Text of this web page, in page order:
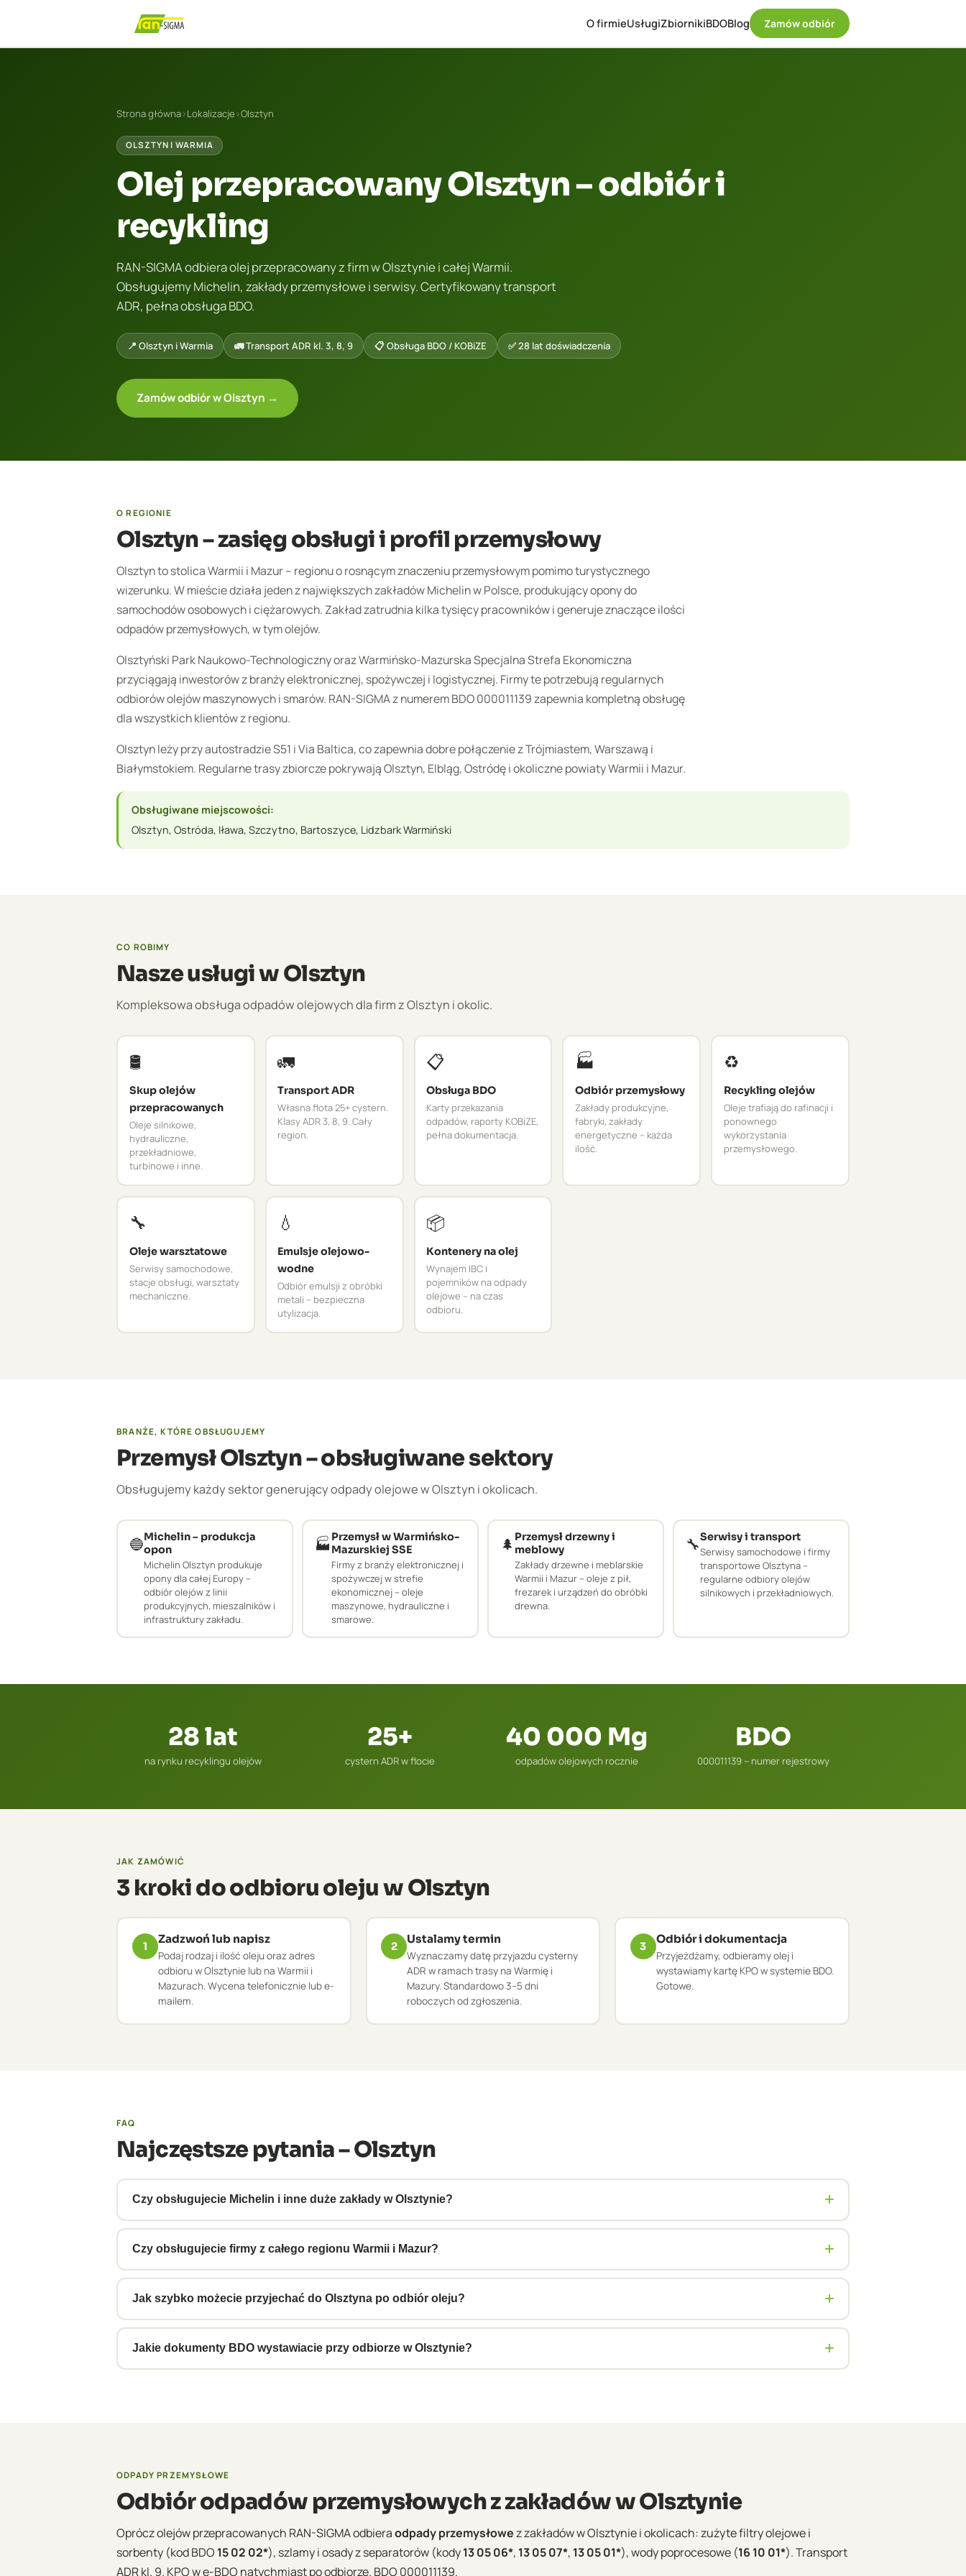
O firmieUsługiZbiornikiBDOBlog Zamów odbiór
Strona główna›Lokalizacje ›Olsztyn
OLSZTYN I WARMIA
Olej przepracowany Olsztyn – odbiór i
recykling
RAN-SIGMA odbiera olej przepracowany z firm w Olsztynie i całej Warmii.
Obsługujemy Michelin, zakłady przemysłowe i serwisy. Certyfikowany transport
ADR, pełna obsługa BDO.
📍 Olsztyn i Warmia 🚛 Transport ADR kl. 3, 8, 9 📋 Obsługa BDO / KOBiZE ✅ 28 lat doświadczenia
Zamów odbiór w Olsztyn →
O REGIONIE
Olsztyn – zasięg obsługi i profil przemysłowy
Olsztyn to stolica Warmii i Mazur – regionu o rosnącym znaczeniu przemysłowym pomimo turystycznego
wizerunku. W mieście działa jeden z największych zakładów Michelin w Polsce, produkujący opony do
samochodów osobowych i ciężarowych. Zakład zatrudnia kilka tysięcy pracowników i generuje znaczące ilości
odpadów przemysłowych, w tym olejów.
Olsztyński Park Naukowo-Technologiczny oraz Warmińsko-Mazurska Specjalna Strefa Ekonomiczna
przyciągają inwestorów z branży elektronicznej, spożywczej i logistycznej. Firmy te potrzebują regularnych
odbiorów olejów maszynowych i smarów. RAN-SIGMA z numerem BDO 000011139 zapewnia kompletną obsługę
dla wszystkich klientów z regionu.
Olsztyn leży przy autostradzie S51 i Via Baltica, co zapewnia dobre połączenie z Trójmiastem, Warszawą i
Białymstokiem. Regularne trasy zbiorcze pokrywają Olsztyn, Elbląg, Ostródę i okoliczne powiaty Warmii i Mazur.
Obsługiwane miejscowości:
Olsztyn, Ostróda, Iława, Szczytno, Bartoszyce, Lidzbark Warmiński
CO ROBIMY
Nasze usługi w Olsztyn
Kompleksowa obsługa odpadów olejowych dla firm z Olsztyn i okolic.
🛢️
Skup olejów
przepracowanych
Oleje silnikowe,
hydrauliczne,
przekładniowe,
turbinowe i inne.
🚛
Transport ADR
Własna flota 25+ cystern.
Klasy ADR 3, 8, 9. Cały
region.
📋
Obsługa BDO
Karty przekazania
odpadów, raporty KOBiZE,
pełna dokumentacja.
🏭
Odbiór przemysłowy
Zakłady produkcyjne,
fabryki, zakłady
energetyczne – każda
ilość.
♻️
Recykling olejów
Oleje trafiają do rafinacji i
ponownego
wykorzystania
przemysłowego.
🔧
Oleje warsztatowe
Serwisy samochodowe,
stacje obsługi, warsztaty
mechaniczne.
💧
Emulsje olejowo-
wodne
Odbiór emulsji z obróbki
metali – bezpieczna
utylizacja.
📦
Kontenery na olej
Wynajem IBC i
pojemników na odpady
olejowe – na czas
odbioru.
BRANŻE, KTÓRE OBSŁUGUJEMY
Przemysł Olsztyn – obsługiwane sektory
Obsługujemy każdy sektor generujący odpady olejowe w Olsztyn i okolicach.
🔵Michelin – produkcja
opon
Michelin Olsztyn produkuje
opony dla całej Europy –
odbiór olejów z linii
produkcyjnych, mieszalników i
infrastruktury zakładu.
🏭 Przemysł w Warmińsko-
Mazurskiej SSE
Firmy z branży elektronicznej i
spożywczej w strefie
ekonomicznej – oleje
maszynowe, hydrauliczne i
smarowe.
🌲 Przemysł drzewny i
meblowy
Zakłady drzewne i meblarskie
Warmii i Mazur – oleje z pił,
frezarek i urządzeń do obróbki
drewna.
🔧Serwisy i transport
Serwisy samochodowe i firmy
transportowe Olsztyna –
regularne odbiory olejów
silnikowych i przekładniowych.
28 lat
na rynku recyklingu olejów
25+
cystern ADR w flocie
40 000 Mg
odpadów olejowych rocznie
BDO
000011139 – numer rejestrowy
JAK ZAMÓWIĆ
3 kroki do odbioru oleju w Olsztyn
1
Zadzwoń lub napisz
Podaj rodzaj i ilość oleju oraz adres
odbioru w Olsztynie lub na Warmii i
Mazurach. Wycena telefonicznie lub e-
mailem.
2
Ustalamy termin
Wyznaczamy datę przyjazdu cysterny
ADR w ramach trasy na Warmię i
Mazury. Standardowo 3–5 dni
roboczych od zgłoszenia.
3
Odbiór i dokumentacja
Przyjeżdżamy, odbieramy olej i
wystawiamy kartę KPO w systemie BDO.
Gotowe.
FAQ
Najczęstsze pytania – Olsztyn
Czy obsługujecie Michelin i inne duże zakłady w Olsztynie? +
Tak, obsługujemy duże zakłady przemysłowe w Olsztynie, w tym firmy z Warmińsko-Mazurskiej SSE. Zapewniamy dokumentację BDO i
ADR zgodną z korporacyjnymi wymogami dużych producentów.
Czy obsługujecie firmy z całego regionu Warmii i Mazur? +
Tak, obsługujemy całą Warmię i Mazury – Olsztyn, Ostródę, Iławę, Szczytno, Bartoszyce i okoliczne powiaty. Planujemy trasy zbiorcze
pokrywające cały region, co umożliwia efektywne odbiory.
Jak szybko możecie przyjechać do Olsztyna po odbiór oleju? +
Standardowo 3–5 dni roboczych od zgłoszenia. Olsztyn jest centrum regularnych tras do regionu Warmii i Mazur. Dla stałych klientów
planujemy harmonogram cyklicznych odbiorów.
Jakie dokumenty BDO wystawiacie przy odbiorze w Olsztynie? +
ODPADY PRZEMYSŁOWE
Odbiór odpadów przemysłowych z zakładów w Olsztynie
Oprócz olejów przepracowanych RAN-SIGMA odbieraodpady przemysłowez zakładów w Olsztynie i okolicach: zużyte filtry olejowe i
sorbenty (kod BDO 15 02 02*), szlamy i osady z separatorów (kody13 05 06*, 13 05 07*, 13 05 01*), wody poprocesowe (16 10 01*). Transport
ADR kl. 9. KPO w e-BDO natychmiast po odbiorze. BDO 000011139.